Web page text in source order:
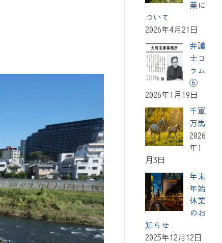
業に
ついて
2026年4月21日
弁護
士コ
ラム
⑥
2026年1月19日
千軍
万馬
2026
年1
月3日
年末
年始
休業
のお
知らせ
2025年12月12日